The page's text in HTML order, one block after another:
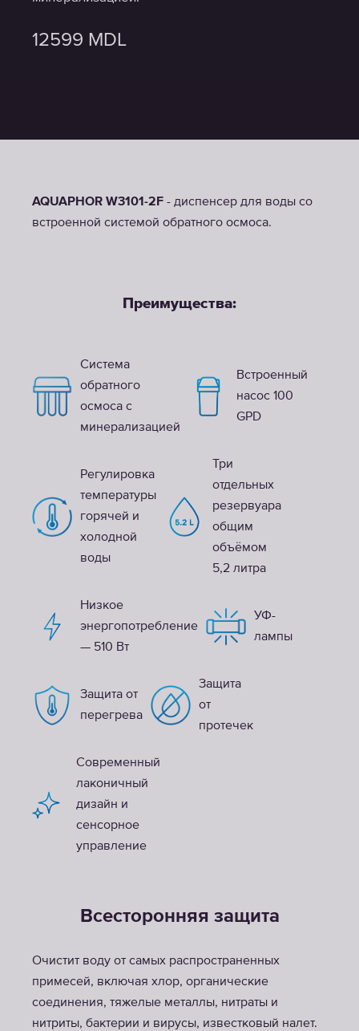
12599 MDL
12599 MDL
12599 MDL
AQUAPHOR W3101-2F - диспенсер для воды со
встроенной системой обратного осмоса.
Преимущества:
Система
обратного
осмоса с
минерализацией
Встроенный
насос 100
GPD
Регулировка
температуры
горячей и
холодной
воды
Три
отдельных
резервуара
общим
объёмом
5,2 литра
Низкое
энергопотребление
— 510 Вт
УФ-
лампы
Защита от
перегрева
Защита
от
протечек
Современный
лаконичный
дизайн и
сенсорное
управление
Всесторонняя защита
Очистит воду от самых распространенных
примесей, включая хлор, органические
соединения, тяжелые металлы, нитраты и
нитриты, бактерии и вирусы, известковый налет.